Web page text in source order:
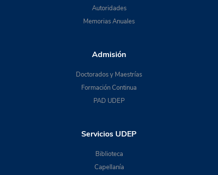
Autoridades
Memorias Anuales
Admisión
Doctorados y Maestrías
Formación Continua
PAD UDEP
Servicios UDEP
Biblioteca
Capellanía